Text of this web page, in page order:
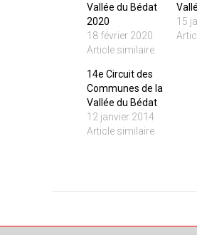
Vallée du Bédat
2020
18 février 2020
Article similaire
15
14e Circuit des
Communes de la
Vallée du Bédat
12 janvier 2014
Article similaire